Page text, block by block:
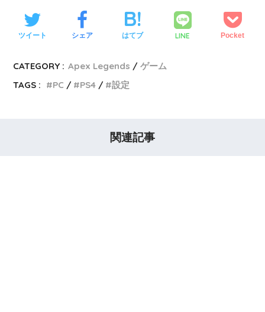
ツイート シェア はてブ LINE Pocket
CATEGORY : Apex Legends
ゲーム
TAGS :
PC PS4 設定
関連記事